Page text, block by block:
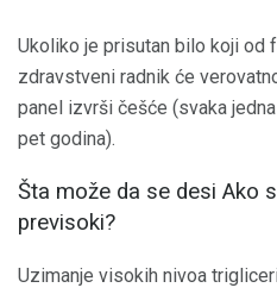
Ukoliko je prisutan bilo koji od
zdravstveni radnik će
panel izvrši češće (svaka
pet godina).
Šta može da se desi Ako
previsoki?
Uzimanje visokih nivoa